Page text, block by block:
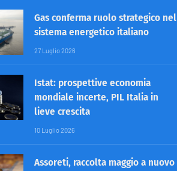
Gas conferma ruolo strategico nel
sistema energetico italiano
27 Luglio 2026
Istat: prospettive economia
mondiale incerte, PIL Italia in
lieve crescita
10 Luglio 2026
Assoreti, raccolta maggio a nuovo